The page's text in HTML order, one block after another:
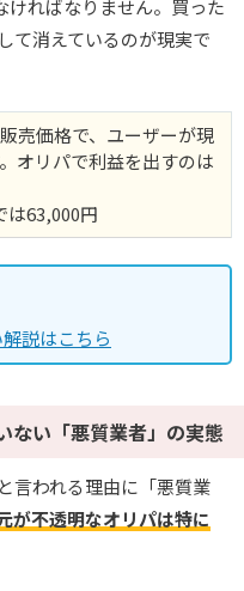
ければなりません。買った
て消えているのが現実で
売価格で、ユーザーが現
オリパで利益を出すのは
63,000円
説はこちら
ない「悪質業者」の実態
言われる理由に「悪質業
が不透明なオリパは特に